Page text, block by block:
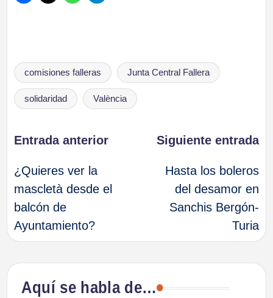
Etiquetas:
comisiones falleras Junta Central Fallera
solidaridad València
Navegación
de
entradas
Entrada anterior
¿Quieres ver la
mascletà desde el
balcón de
Ayuntamiento?
Siguiente entrada
Hasta los boleros
del desamor en
Sanchis Bergón-
Turia
Aquí se habla de…